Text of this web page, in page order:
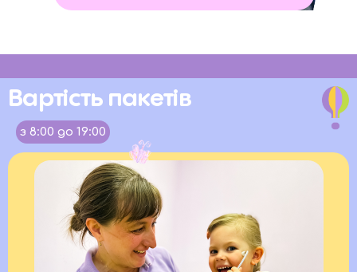
Вартість пакетів
з 8:00 до 19:00